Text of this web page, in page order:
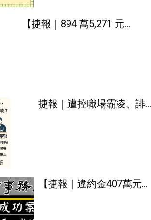
【捷報｜894 萬5,271 元勝
捷報｜遭控職場霸凌、誹謗
【捷報｜違約金407萬元，